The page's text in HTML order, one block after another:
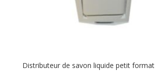
Distributeur de savon liquide petit format